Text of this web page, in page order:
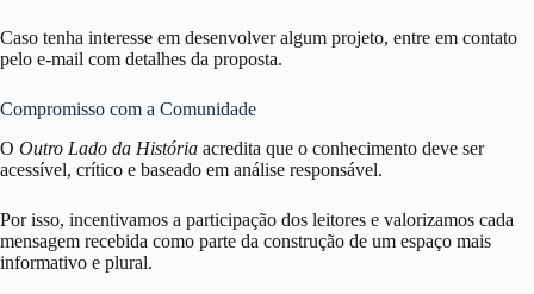
Caso tenha interesse em desenvolver algum projeto, entre em contato
pelo e-mail com detalhes da proposta.
Compromisso com a Comunidade
O Outro Lado da História acredita que o conhecimento deve ser
acessível, crítico e baseado em análise responsável.
Por isso, incentivamos a participação dos leitores e valorizamos cada
mensagem recebida como parte da construção de um espaço mais
informativo e plural.